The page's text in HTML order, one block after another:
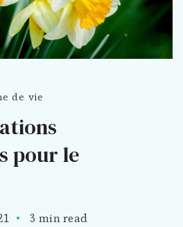
de vie
pour le
3 min read